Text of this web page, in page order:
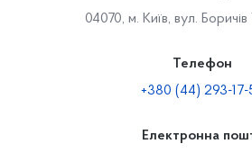
04070, м. Київ, вул.
Телефон
+380 (44) 293-17-
Електронна